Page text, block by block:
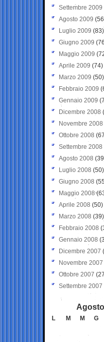
Settembre 2009
Agosto 2009
Luglio 2009 (83)
Giugno 2009
Maggio 2009
Aprile 2009 (74)
Marzo 2009 (50)
Febbraio 2009
Gennaio 2009
Dicembre 2008
Novembre 2008
Ottobre 2008
Settembre 2008
Agosto 2008
Luglio 2008 (50)
Giugno 2008
Maggio 2008
Aprile 2008 (50)
Marzo 2008 (39)
Febbraio 2008
Gennaio 2008
Dicembre 2007
Novembre 2007
Ottobre 2007
Settembre 2007
L M M G